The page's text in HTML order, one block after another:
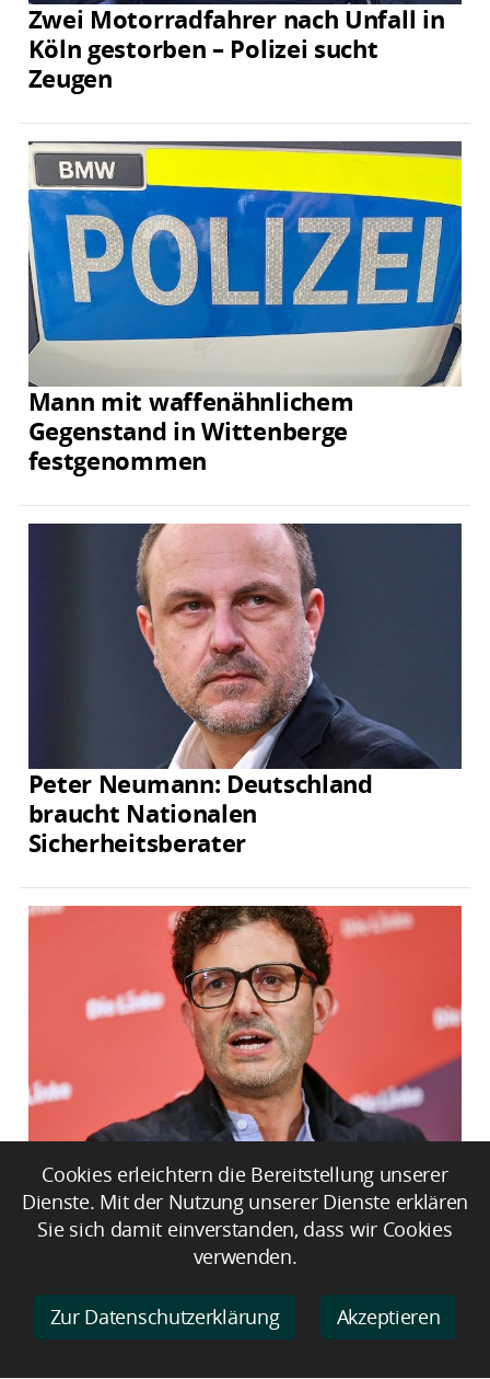
Zwei Motorradfahrer nach Unfall in
Köln gestorben – Polizei sucht
Zeugen
Mann mit waffenähnlichem
Gegenstand in Wittenberge
festgenommen
Peter Neumann: Deutschland
braucht Nationalen
Sicherheitsberater
Pantisano schließt Wahl eines CDU-
Ministerpräsident nicht aus
Cookies erleichtern die Bereitstellung unserer
Dienste. Mit der Nutzung unserer Dienste erklären
Sie sich damit einverstanden, dass wir Cookies
verwenden.
Zur Datenschutzerklärung Akzeptieren